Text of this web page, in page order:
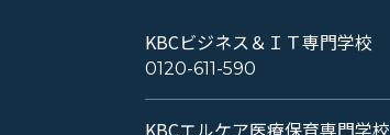
KBCビジネス＆ＩＴ専門学校
0120-611-590
KBCエルケア医療保育専門学校